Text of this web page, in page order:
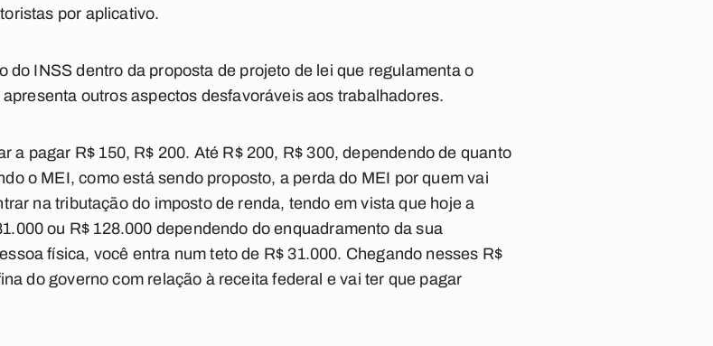
por aplicativo.
do INSS dentro da proposta de projeto de lei que regulamenta o
apresenta outros aspectos desfavoráveis aos trabalhadores.
a pagar R$ 150, R$ 200. Até R$ 200, R$ 300, dependendo de quanto
o MEI, como está sendo proposto, a perda do MEI por quem vai
na tributação do imposto de renda, tendo em vista que hoje a
ou R$ 128.000 dependendo do enquadramento da sua
física, você entra num teto de R$ 31.000. Chegando nesses R$
do governo com relação à receita federal e vai ter que pagar